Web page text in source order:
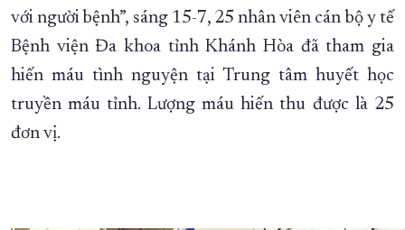
TÀU - XE - MÁY BAY
KỶ NIỆM 370 NĂM XÂY DỰNG VÀ PHÁT TRIỂN TỈNH KHÁNH HÒA
KHOẢNH KHẮC ĐẸP XỨ TRẦM
XÂY DỰNG KHÁNH HÒA TRỞ THÀNH THÀNH PHỐ TRỰC THUỘC
ĐẠI HỘI ĐẢNG CÁC CẤP
với người bệnh”, sáng 15-7, 25 nhân viên cán bộ y tế
Bệnh viện Đa khoa tỉnh Khánh Hòa đã tham gia
hiến máu tình nguyện tại Trung tâm huyết học
truyền máu tỉnh. Lượng máu hiến thu được là 25
đơn vị.